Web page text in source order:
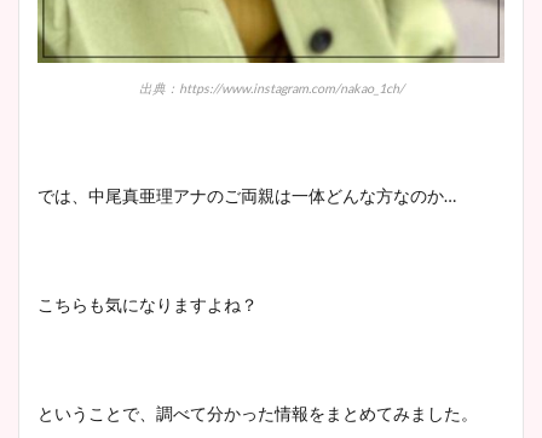
イエット方は？昔と現在を画
像比較！
調査！
出典：https://www.instagram.com/nakao_1ch/
では、中尾真亜理アナのご両親は一体どんな方なのか…
こちらも気になりますよね？
ということで、調べて分かった情報をまとめてみました。